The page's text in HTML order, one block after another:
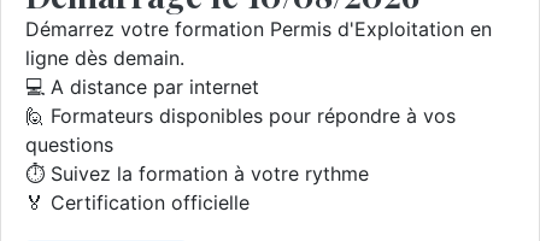
Démarrez votre formation Permis d'Exploitation en
ligne dès demain.
💻 A distance par internet
🙋 Formateurs disponibles pour répondre à vos
questions
⏱️ Suivez la formation à votre rythme
🏅 Certification officielle